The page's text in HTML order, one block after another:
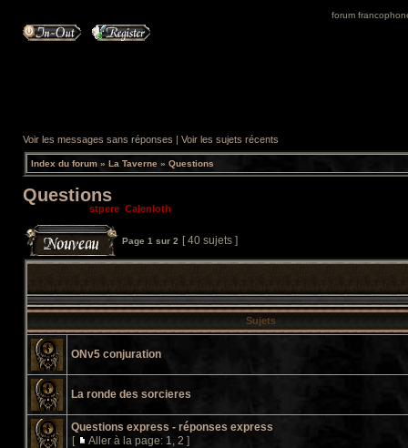
forum
Voir les messages sans réponses | Voir les sujets récents
Index du forum » La Taverne » Questions
Questions
Modérateurs: stpere Calenloth
Page 1 sur 2 [ 40 sujets ]
Sujets
ONv5 conjuration
La ronde des sorcieres
Questions express - réponses express
[
Aller à la page: 1, 2 ]